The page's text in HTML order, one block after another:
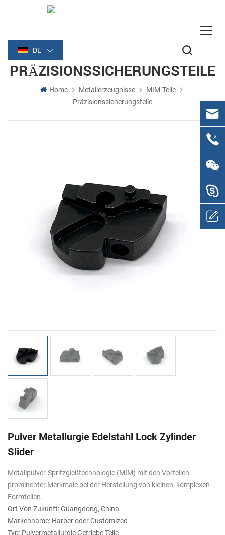
DE
PRÄZISIONSSICHERUNGSTEILE
Home Metallerzeugnisse
MIM-Teile
Präzisionssicherungsteile
Pulver Metallurgie Edelstahl Lock Zylinder
Slider
Metallpulver-Spritzgießtechnologie (MIM) mit den Vorteilen
prominenter Merkmale bei der Herstellung von kleinen, komplexen
Formteilen.
Ort Von Zukunft: Guangdong, China
Markenname: Harber oder Customized
Typ: Pulvermetallurgie Getriebe Teile